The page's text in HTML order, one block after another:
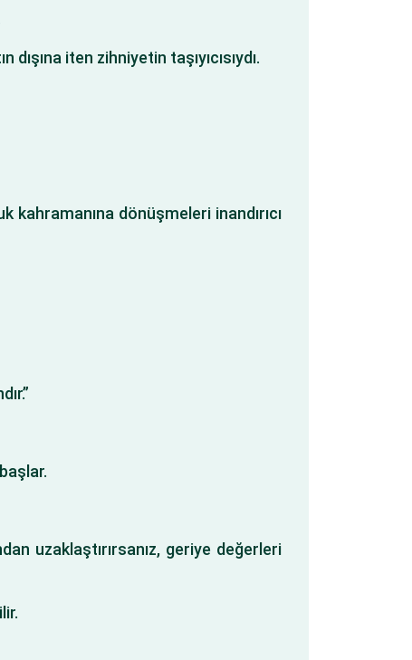
iten zihniyetin taşıyıcısıydı.
kahramanına dönüşmeleri inandırıcı
uzaklaştırırsanız, geriye değerleri